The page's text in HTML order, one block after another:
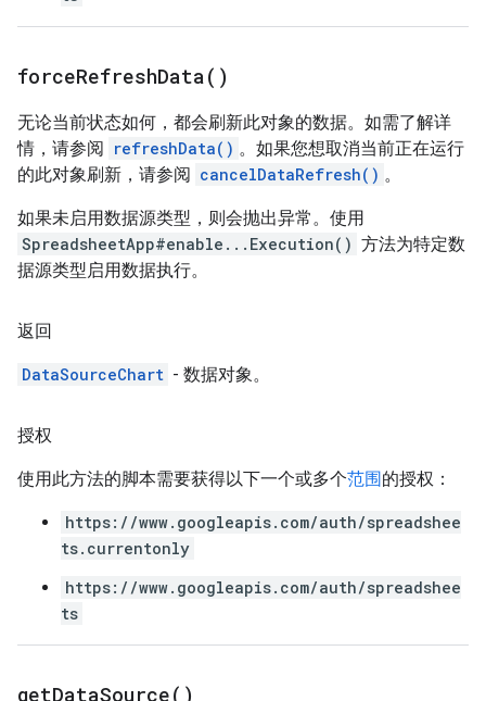
forceRefreshData( )
无论当前状态如何，都会刷新此对象的数据。如需了解详
情，请参阅 refreshData() 。如果您想取消当前正在运行
的此对象刷新，请参阅 cancelDataRefresh() 。
如果未启用数据源类型，则会抛出异常。使用
SpreadsheetApp#enable...Execution() 方法为特定数
据源类型启用数据执行。
返回
DataSourceChart - 数据对象。
授权
使用此方法的脚本需要获得以下一个或多个范围的授权：
https://www.googleapis.com/auth/spreadshee
ts.currentonly
https://www.googleapis.com/auth/spreadshee
ts
getDataSource( )